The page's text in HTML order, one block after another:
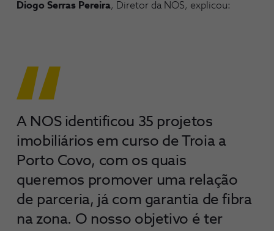
Diogo Serras Pereira, Diretor da NOS, explicou:
A NOS identificou 35 projetos
imobiliários em curso de Troia a
Porto Covo, com os quais
queremos promover uma relação
de parceria, já com garantia de fibra
na zona. O nosso objetivo é ter